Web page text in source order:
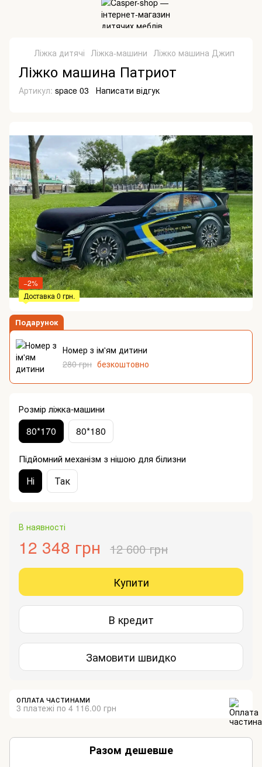
Ліжка дитячі Ліжка-машини Ліжко машина Джип
Ліжко машина Патриот
Артикул: space 03 Написати відгук
−2%
Доставка 0 грн.
Подарунок
Номер з ім'ям дитини
280 грн безкоштовно
Розмір ліжка-машини
80*170 80*180
Підйомний механізм з нішою для білизни
Ні Так
В наявності
12 348 грн 12 600 грн
Купити
В кредит
Замовити швидко
ОПЛАТА ЧАСТИНАМИ
3 платежі по 4 116.00 грн
Разом дешевше